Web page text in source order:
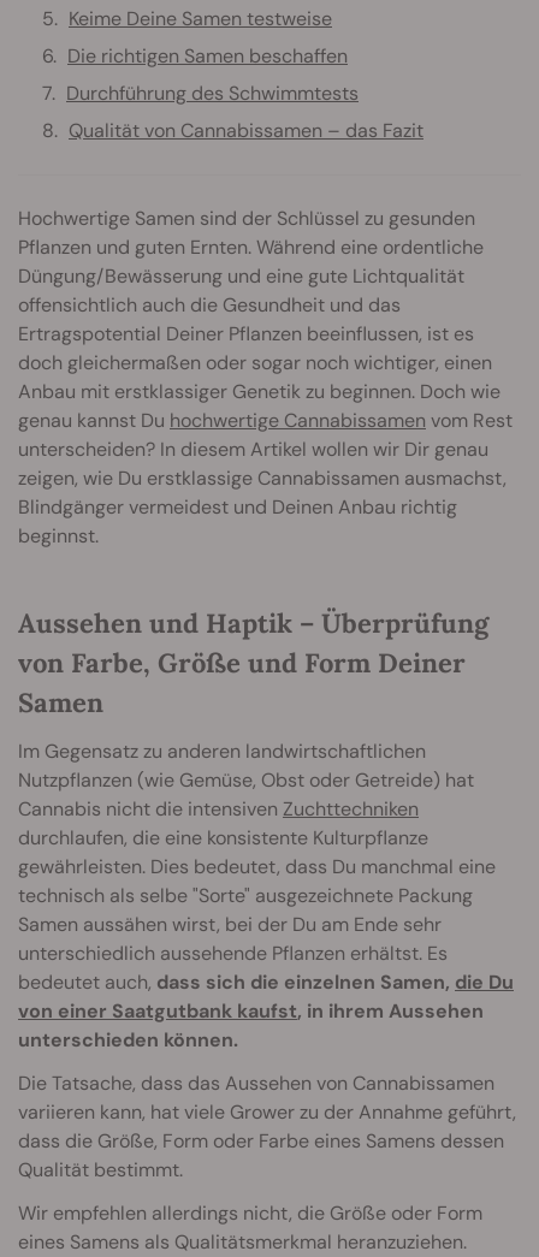
Keime Deine Samen testweise
Die richtigen Samen beschaffen
Durchführung des Schwimmtests
Qualität von Cannabissamen – das Fazit
Hochwertige Samen sind der Schlüssel zu gesunden
Pflanzen und guten Ernten. Während eine ordentliche
Düngung/Bewässerung und eine gute Lichtqualität
offensichtlich auch die Gesundheit und das
Ertragspotential Deiner Pflanzen beeinflussen, ist es
doch gleichermaßen oder sogar noch wichtiger, einen
Anbau mit erstklassiger Genetik zu beginnen. Doch wie
genau kannst Du hochwertige Cannabissamen vom Rest
unterscheiden? In diesem Artikel wollen wir Dir genau
zeigen, wie Du erstklassige Cannabissamen ausmachst,
Blindgänger vermeidest und Deinen Anbau richtig
beginnst.
Aussehen und Haptik – Überprüfung
von Farbe, Größe und Form Deiner
Samen
Im Gegensatz zu anderen landwirtschaftlichen
Nutzpflanzen (wie Gemüse, Obst oder Getreide) hat
Cannabis nicht die intensiven Zuchttechniken
durchlaufen, die eine konsistente Kulturpflanze
gewährleisten. Dies bedeutet, dass Du manchmal eine
technisch als selbe "Sorte" ausgezeichnete Packung
Samen aussähen wirst, bei der Du am Ende sehr
unterschiedlich aussehende Pflanzen erhältst. Es
bedeutet auch, dass sich die einzelnen Samen, die Du
von einer Saatgutbank kaufst, in ihrem Aussehen
unterschieden können.
Die Tatsache, dass das Aussehen von Cannabissamen
variieren kann, hat viele Grower zu der Annahme geführt,
dass die Größe, Form oder Farbe eines Samens dessen
Qualität bestimmt.
Wir empfehlen allerdings nicht, die Größe oder Form
eines Samens als Qualitätsmerkmal heranzuziehen.